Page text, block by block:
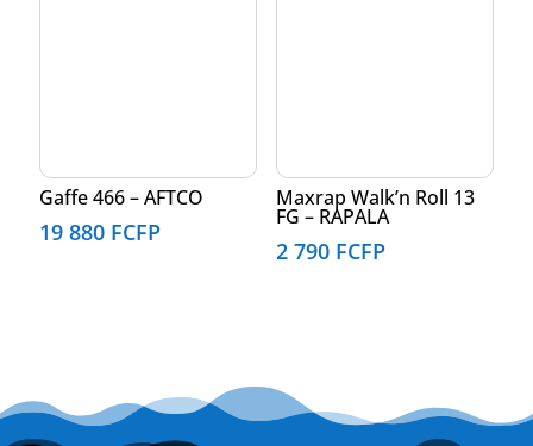
Gaffe 466 – AFTCO
19 880 FCFP
Maxrap Walk’n Roll 13
FG – RAPALA
2 790 FCFP